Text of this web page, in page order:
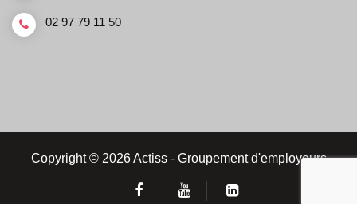
02 97 79 11 50
Copyright © 2026 Actiss - Groupement d'employeurs